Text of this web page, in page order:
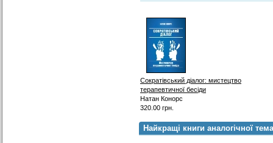
Сократівський діалог: мистецтво
терапевтичної бесіди
Натан Конорс
320.00 грн.
Найкращі книги аналогічної